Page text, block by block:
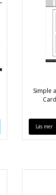
Simple
Läs mer